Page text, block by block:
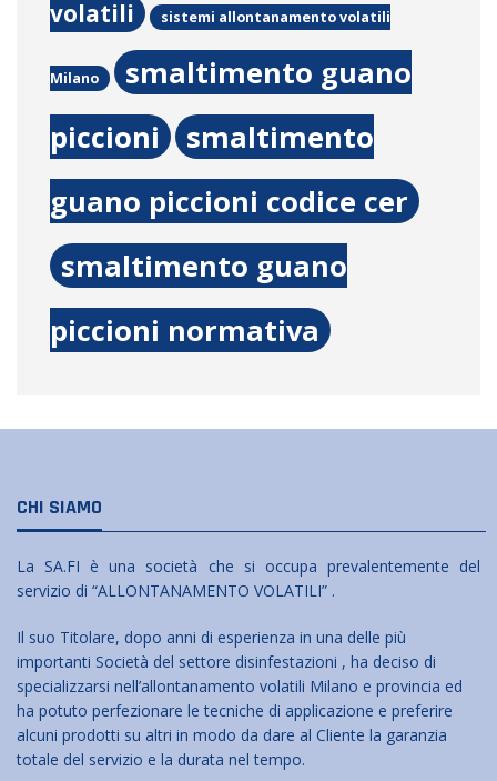
volatili
sistemi allontanamento volatili
Milano
smaltimento guano
piccioni
smaltimento
guano piccioni codice cer
smaltimento guano
piccioni normativa
CHI SIAMO
La SA.FI è una società che si occupa prevalentemente del
servizio di “ALLONTANAMENTO VOLATILI” .
Il suo Titolare, dopo anni di esperienza in una delle più
importanti Società del settore disinfestazioni , ha deciso di
specializzarsi nell’allontanamento volatili Milano e provincia ed
ha potuto perfezionare le tecniche di applicazione e preferire
alcuni prodotti su altri in modo da dare al Cliente la garanzia
totale del servizio e la durata nel tempo.